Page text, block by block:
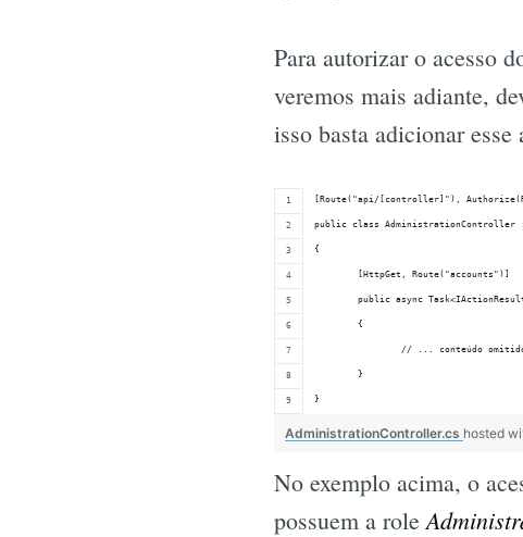
Para autorizar o acesso
veremos mais adiante,
isso basta adicionar
[Route("api/[controller]"),
public class AdministrationController
{
	[HttpGet, Route("accounts")]
public async
	{
// ... conteúdo
	}
}
AdministrationController.cs hosted
No exemplo acima, o
possuem a role